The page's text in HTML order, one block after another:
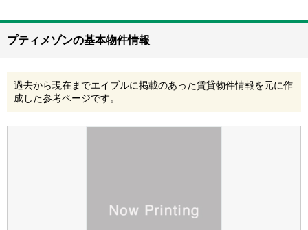
プティメゾンの基本物件情報
過去から現在までエイブルに掲載のあった賃貸物件情報を元に作
成した参考ページです。